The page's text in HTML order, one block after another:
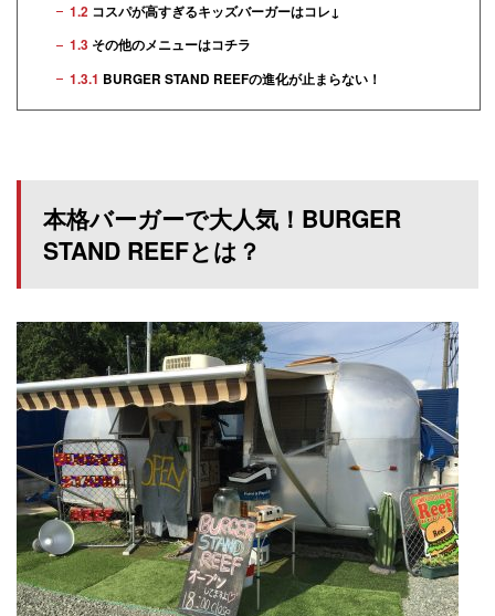
1.2 コスパが高すぎるキッズバーガーはコレ↓
1.3 その他のメニューはコチラ
1.3.1 BURGER STAND REEFの進化が止まらない！
本格バーガーで大人気！BURGER
STAND REEFとは？